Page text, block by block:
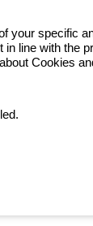
-
your specific
line with the
Cookies